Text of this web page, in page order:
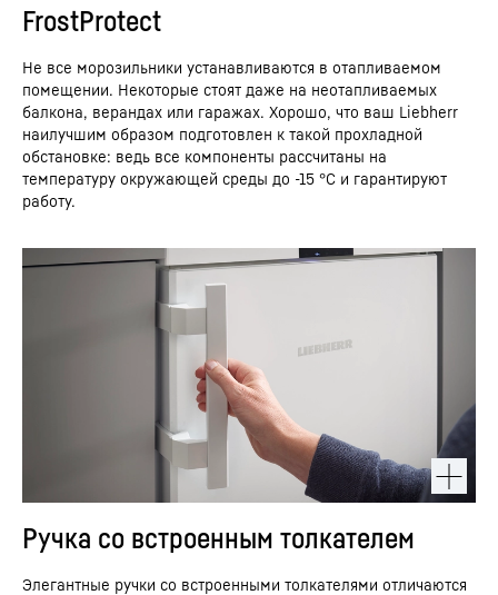
FrostProtect
Не все морозильники устанавливаются в отапливаемом
помещении. Некоторые стоят даже на неотапливаемых
балкона, верандах или гаражах. Хорошо, что ваш Liebherr
наилучшим образом подготовлен к такой прохладной
обстановке: ведь все компоненты рассчитаны на
температуру окружающей среды до -15 °C и гарантируют
работу.
Ручка со встроенным толкателем
Элегантные ручки со встроенными толкателями отличаются